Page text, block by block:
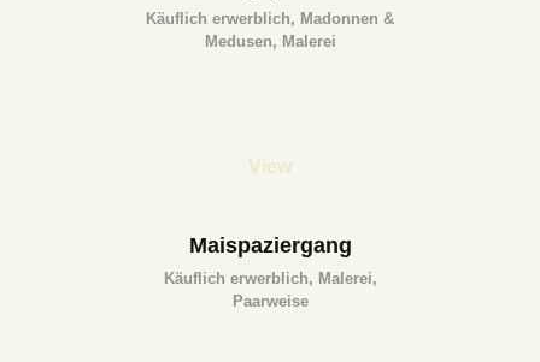
Käuflich erwerblich, Madonnen &
Medusen, Malerei
View
Maispaziergang
Käuflich erwerblich, Malerei,
Paarweise